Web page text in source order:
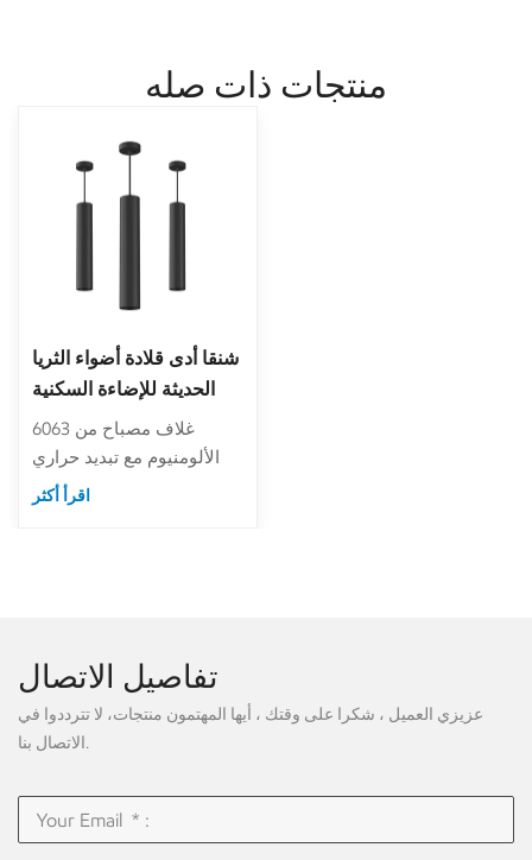
منتجات ذات صله
شنقا أدى قلادة أضواء الثريا
الحديثة للإضاءة السكنية
التجارية
6063 غلاف مصباح من
الألومنيوم مع تبديد حراري
ممتاز.مؤشر تجسيد اللون
اقرأ أكثر
تفاصيل الاتصال
عزيزي العميل ، شكرا على وقتك ، أيها المهتمون منتجات، لا تترددوا في
الاتصال بنا.